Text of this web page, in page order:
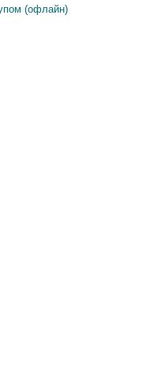
(офлайн)